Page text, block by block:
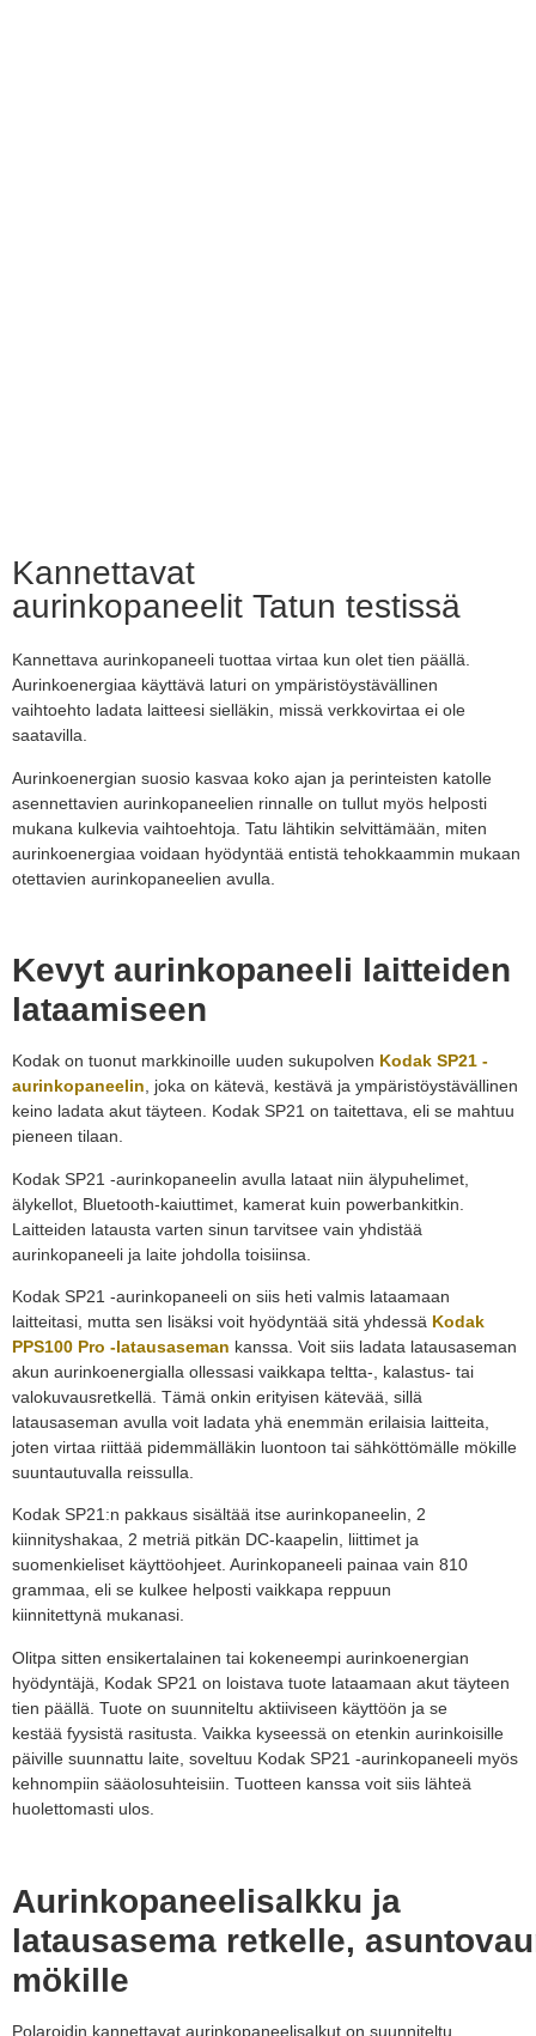
Kannettavat
aurinkopaneelit Tatun testissä
Kannettava aurinkopaneeli tuottaa virtaa kun olet tien päällä.
Aurinkoenergiaa käyttävä laturi on ympäristöystävällinen
vaihtoehto ladata laitteesi sielläkin, missä verkkovirtaa ei ole
saatavilla.
Aurinkoenergian suosio kasvaa koko ajan ja perinteisten katolle
asennettavien aurinkopaneelien rinnalle on tullut myös helposti
mukana kulkevia vaihtoehtoja. Tatu lähtikin selvittämään, miten
aurinkoenergiaa voidaan hyödyntää entistä tehokkaammin mukaan
otettavien aurinkopaneelien avulla.
Kevyt aurinkopaneeli laitteiden
lataamiseen
Kodak on tuonut markkinoille uuden sukupolven Kodak SP21 -
aurinkopaneelin, joka on kätevä, kestävä ja ympäristöystävällinen
keino ladata akut täyteen. Kodak SP21 on taitettava, eli se mahtuu
pieneen tilaan.
Kodak SP21 -aurinkopaneelin avulla lataat niin älypuhelimet,
älykellot, Bluetooth-kaiuttimet, kamerat kuin powerbankitkin.
Laitteiden latausta varten sinun tarvitsee vain yhdistää
aurinkopaneeli ja laite johdolla toisiinsa.
Kodak SP21 -aurinkopaneeli on siis heti valmis lataamaan
laitteitasi, mutta sen lisäksi voit hyödyntää sitä yhdessä Kodak
PPS100 Pro -latausaseman kanssa. Voit siis ladata latausaseman
akun aurinkoenergialla ollessasi vaikkapa teltta-, kalastus- tai
valokuvausretkellä. Tämä onkin erityisen kätevää, sillä
latausaseman avulla voit ladata yhä enemmän erilaisia laitteita,
joten virtaa riittää pidemmälläkin luontoon tai sähköttömälle mökille
suuntautuvalla reissulla.
Kodak SP21:n pakkaus sisältää itse aurinkopaneelin, 2
kiinnityshakaa, 2 metriä pitkän DC-kaapelin, liittimet ja
suomenkieliset käyttöohjeet. Aurinkopaneeli painaa vain 810
grammaa, eli se kulkee helposti vaikkapa reppuun
kiinnitettynä mukanasi.
Olitpa sitten ensikertalainen tai kokeneempi aurinkoenergian
hyödyntäjä, Kodak SP21 on loistava tuote lataamaan akut täyteen
tien päällä. Tuote on suunniteltu aktiiviseen käyttöön ja se
kestää fyysistä rasitusta . Vaikka kyseessä on etenkin aurinkoisille
päiville suunnattu laite, soveltuu Kodak SP21 -aurinkopaneeli myös
kehnompiin sääolosuhteisiin. Tuotteen kanssa voit siis lähteä
huolettomasti ulos.
Aurinkopaneelisalkku ja
latausasema retkelle,
mökille
Polaroidin kannettavat aurinkopaneelisalkut on suunniteltu